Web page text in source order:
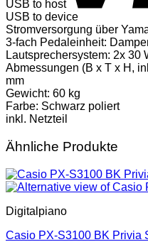
USB to host
USB to device
Stromversorgung über
3-fach Pedaleinheit:
Lautsprechersystem: 2x 30
Abmessungen (B x T x H,
mm
Gewicht: 60 kg
Farbe: Schwarz poliert
inkl. Netzteil
Ähnliche Produkte
Digitalpiano
Casio PX-S3100 BK Privia